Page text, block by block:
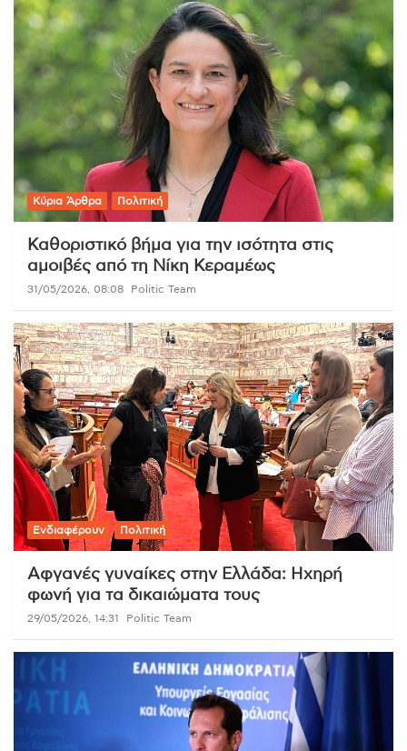
Κύρια Άρθρα Πολιτική
Καθοριστικό βήμα για την ισότητα στις
αμοιβές από τη Νίκη Κεραμέως
31/05/2026, 08:08 Politic Team
Ενδιαφέρουν Πολιτική
Αφγανές γυναίκες στην Ελλάδα: Ηχηρή
φωνή για τα δικαιώματα τους
29/05/2026, 14:31 Politic Team